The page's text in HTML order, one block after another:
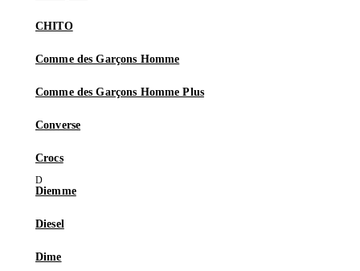
CHITO
Comme des Garçons Homme
Comme des Garçons Homme Plus
Converse
Crocs
Diemme
Diesel
Dime